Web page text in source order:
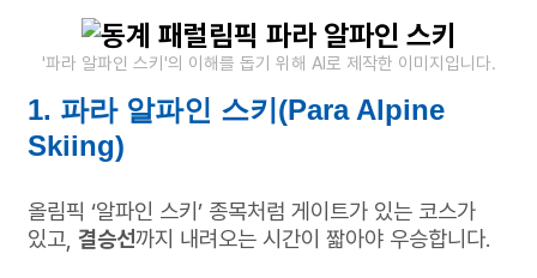
'파라 알파인 스키'의 이해를 돕기 위해 AI로 제작한 이미지입니다.
1. 파라 알파인 스키(Para Alpine
Skiing)
올림픽 ‘알파인 스키’ 종목처럼 게이트가 있는 코스가
있고,결승선까지 내려오는 시간이 짧아야 우승합니다.